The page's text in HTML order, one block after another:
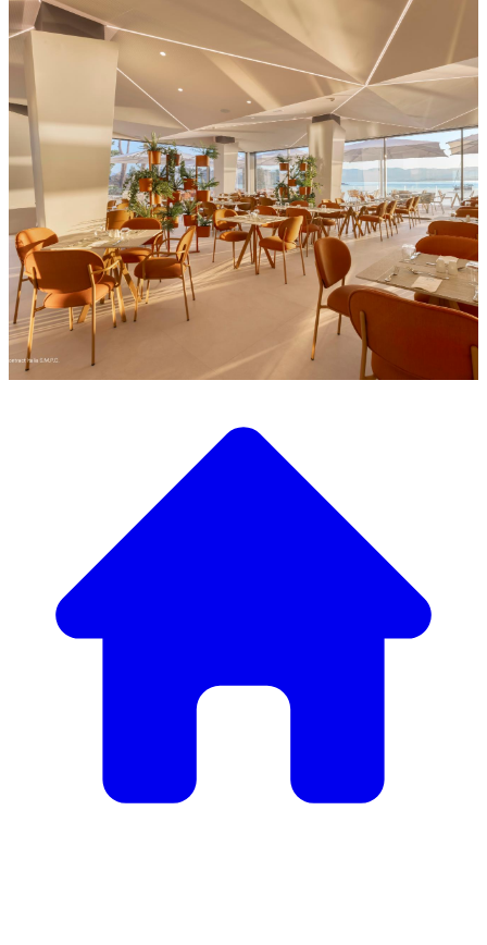
Descubre nuestra amplia selección de mobiliario de diseño
Nuestro Catálogo de
Mobiliario
lujo, tenemos todo lo necesario para crear el ambiente